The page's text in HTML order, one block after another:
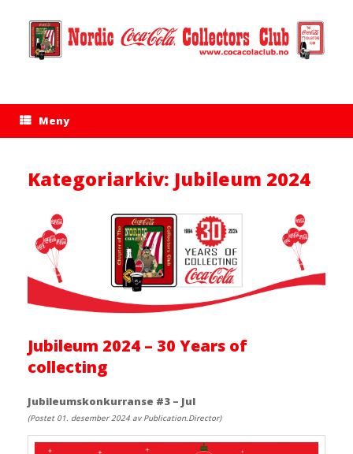
innhold
Meny
Kategoriarkiv: Jubileum 2024
Jubileum 2024 – 30 Years of
collecting
Jubileumskonkurranse #3 – Jul
(Postet 01. desember 2024 av Publication.Director)